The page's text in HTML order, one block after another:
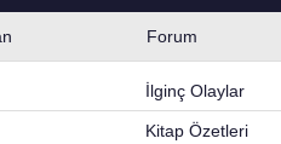
Forum
İlginç Olaylar
Kitap Özetleri